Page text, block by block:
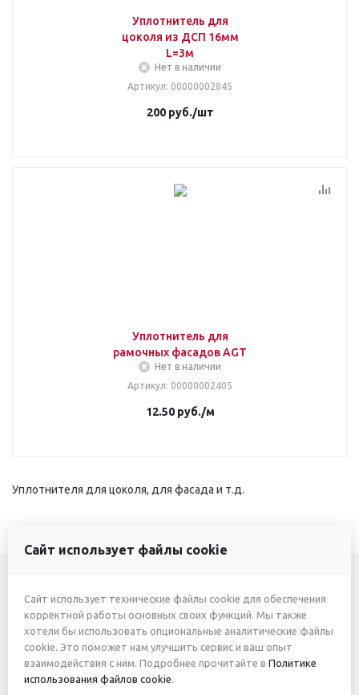
Уплотнитель для
цоколя из ДСП 16мм
L=3м
Нет в наличии
Артикул: 00000002845
200руб./шт
Уплотнитель для
рамочных фасадов AGT
Нет в наличии
Артикул: 00000002405
12.50руб./м
Уплотнителя для цоколя, для фасада и т.д.
+7 (3412) 46-7777
+7 (912) 746-00-77
Сайт использует файлы cookie
Сайт использует технические файлы cookie для обеспечения
корректной работы основных своих функций. Мы также
хотели бы использовать опциональные аналитические файлы
cookie. Это поможет нам улучшить сервис и ваш опыт
взаимодействия с ним. Подробнее прочитайте в Политике
использования файлов cookie.